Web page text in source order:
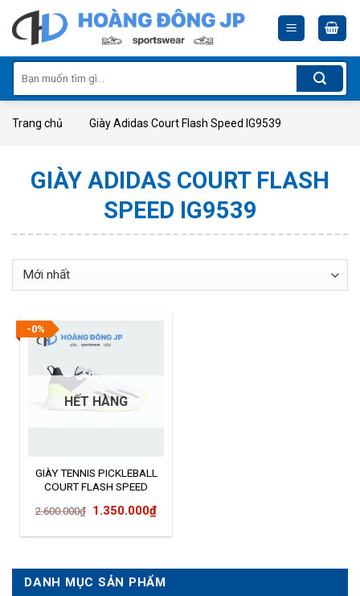
content
kiếm:
Trang chủ Giày Adidas Court Flash Speed IG9539
GIÀY ADIDAS COURT FLASH
SPEED IG9539
-0%
HẾT HÀNG
GIÀY TENNIS PICKLEBALL
COURT FLASH SPEED
2.600.000₫ Giá
2.600.000₫.
1.350.000₫Giá
là:
1.350.000₫.
DANH MỤC SẢN PHẨM